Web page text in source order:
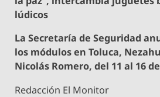
lúdicos
La Secretaría de Seguridad
los módulos en Toluca,
Nicolás Romero, del 11 al 16
Redacción El Monitor